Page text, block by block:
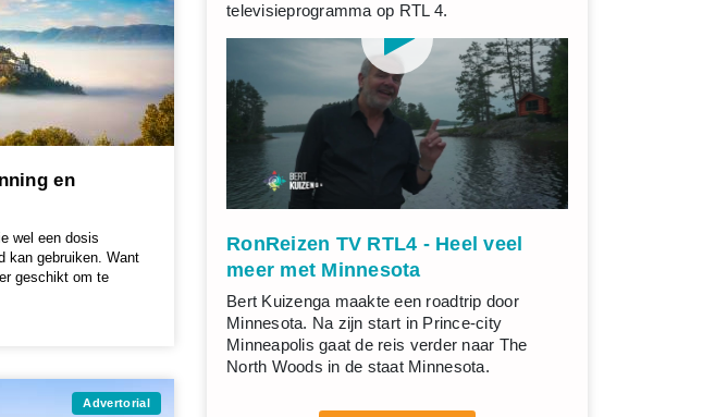
en
wel een dosis
kan gebruiken. Want
geschikt om te
Advertorial
televisieprogramma op RTL 4.
RonReizen TV RTL4 - Heel veel
meer met Minnesota
Bert Kuizenga maakte een roadtrip door
Minnesota. Na zijn start in Prince-city
Minneapolis gaat de reis verder naar The
North Woods in de staat Minnesota.